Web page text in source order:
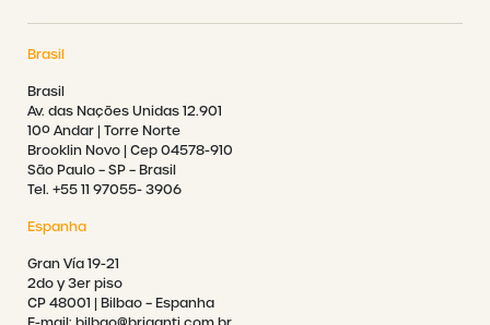
Brasil
Brasil
Av. das Nações Unidas 12.901
10º Andar | Torre Norte
Brooklin Novo | Cep 04578-910
São Paulo – SP – Brasil
Tel. +55 11 97055- 3906
Espanha
Gran Vía 19-21
2do y 3er piso
CP 48001 | Bilbao – Espanha